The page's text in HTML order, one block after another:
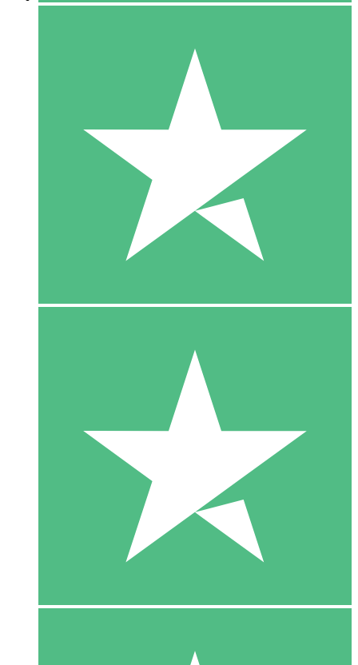
10 Nedladdningar
20 00